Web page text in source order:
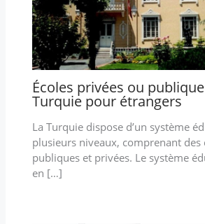
Écoles privées ou
Turquie pour étrangers
La Turquie dispose d’un système
plusieurs niveaux, comprenant des
publiques et privées. Le système
en […]